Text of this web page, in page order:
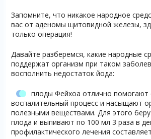
Запомните, что никакое народное
вас от аденомы щитовидной железы,
только операция!
Давайте разберемся, какие народные
поддержат организм при таком
восполнить недостаток йода:
плоды Фейхоа отлично помогают
воспалительный процесс и насыщают
полезными веществами. Для этого
плода и выпивают по 100 мл 3 раза в
профилактического лечения